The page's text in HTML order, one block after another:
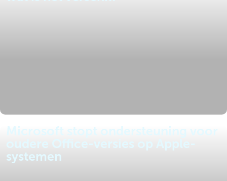
Microsoft stopt ondersteuning voor
systemen